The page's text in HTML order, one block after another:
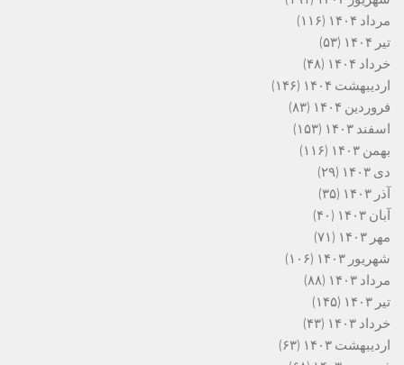
مرداد ۱۴۰۴
(۱۱۶)
تیر ۱۴۰۴
(۵۳)
خرداد ۱۴۰۴
(۴۸)
اردیبهشت ۱۴۰۴
(۱۴۶)
فروردین ۱۴۰۴
(۸۳)
اسفند ۱۴۰۳
(۱۵۳)
بهمن ۱۴۰۳
(۱۱۶)
دی ۱۴۰۳
(۲۹)
آذر ۱۴۰۳
(۳۵)
آبان ۱۴۰۳
(۴۰)
مهر ۱۴۰۳
(۷۱)
شهریور ۱۴۰۳
(۱۰۶)
مرداد ۱۴۰۳
(۸۸)
تیر ۱۴۰۳
(۱۴۵)
خرداد ۱۴۰۳
(۴۳)
اردیبهشت ۱۴۰۳
(۶۳)